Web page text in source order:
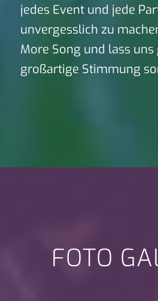
jedes Event und jede
unvergesslich zu
More Song und lass
großartige Stimmung
FOTO